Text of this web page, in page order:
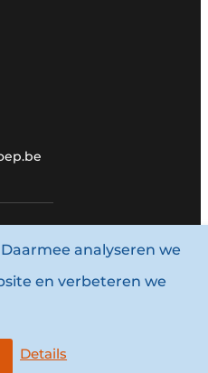
analyseren we
en verbeteren we
Details